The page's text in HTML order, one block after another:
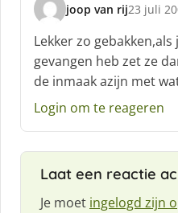
joop van rij
s
c
h
r
e
e
:
23 juli
Lekker zo
gevangen heb zet ze
de inmaak azijn met
Login om te reageren
Laat een reactie
Je moet ingelogd zijn